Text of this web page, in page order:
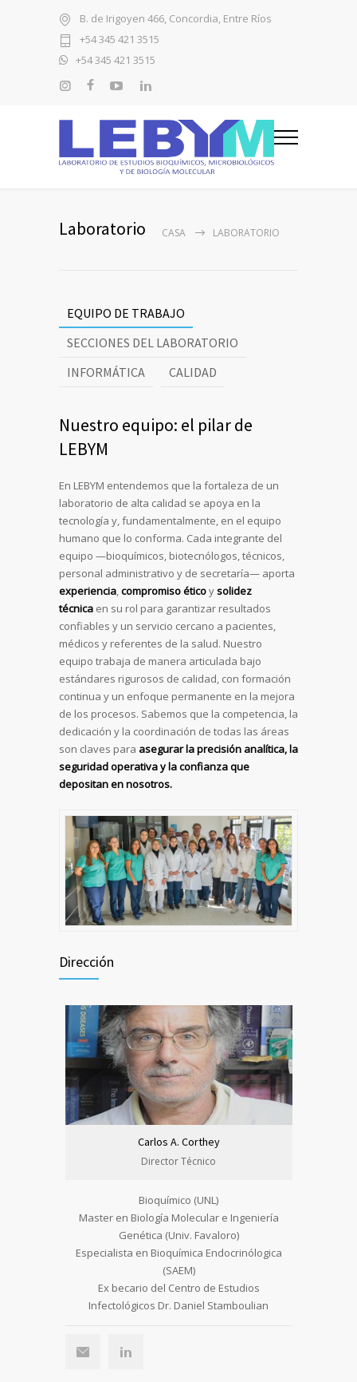
B. de Irigoyen 466, Concordia, Entre Ríos
+54 345 421 3515
+54 345 421 3515
Laboratorio CASA LABORATORIO
EQUIPO DE TRABAJO
SECCIONES DEL LABORATORIO
INFORMÁTICA
CALIDAD
Nuestro equipo: el pilar de
LEBYM
En LEBYM entendemos que la fortaleza de un
laboratorio de alta calidad se apoya en la
tecnología y, fundamentalmente, en el equipo
humano que lo conforma. Cada integrante del
equipo —bioquímicos, biotecnólogos, técnicos,
personal administrativo y de secretaría— aporta
experiencia,compromisoéticoysolidez
técnica en su rol para garantizar resultados
confiables y un servicio cercano a pacientes,
médicos y referentes de la salud. Nuestro
equipo trabaja de manera articulada bajo
estándares rigurosos de calidad, con formación
continua y un enfoque permanente en la mejora
de los procesos. Sabemos que la competencia, la
dedicación y la coordinación de todas las áreas
son claves para asegurar la precisión analítica, la
seguridad operativa y la confianza que
depositan en nosotros.
Dirección
Carlos A. Corthey
Director Técnico
Bioquímico (UNL)
Master en Biología Molecular e Ingeniería
Genética (Univ. Favaloro)
Especialista en Bioquímica Endocrinólogica
(SAEM)
Ex becario del Centro de Estudios
Infectológicos Dr. Daniel Stamboulian